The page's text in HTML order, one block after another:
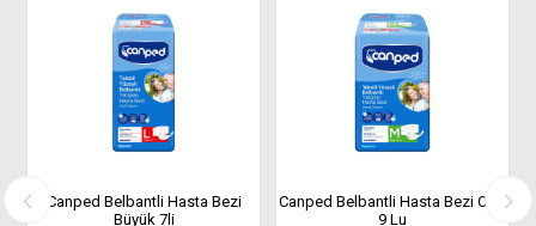
Canped Belbantli Hasta Bezi
Büyük 7li
Canped Belbantli Hasta Bezi Orta
9 Lu